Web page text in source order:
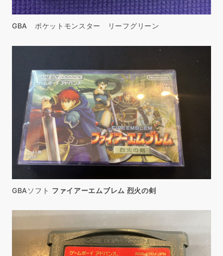
GBA ポケットモンスター リーフグリーン
GBAソフト ファイアーエムブレム 烈火の剣